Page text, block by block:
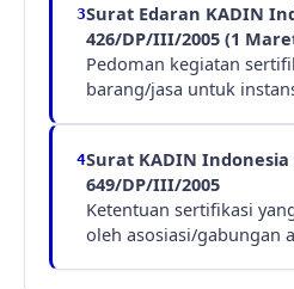
3Surat Edaran KADIN
426/DP/III/2005 (1
Pedoman kegiatan
barang/jasa untuk
4Surat KADIN Indonesia
649/DP/III/2005
Ketentuan sertifikasi
oleh asosiasi/gabungan